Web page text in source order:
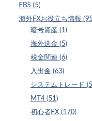
FBS (5)
海外FXお役立ち情報
暗号資産 (1)
海外送金 (5)
税金関連 (6)
入出金 (63)
システムトレード
MT4 (51)
初心者FX (170)